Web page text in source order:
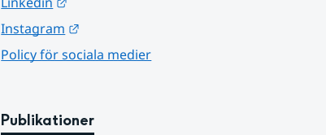
Instagram
Policy för sociala medier
Publikationer